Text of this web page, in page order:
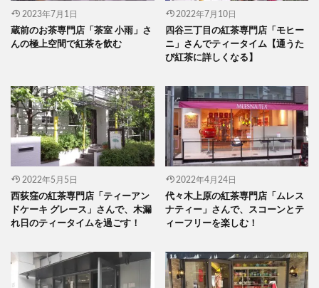
2023年7月1日
蔵前のお茶専門店「茶室 小雨」さ
んの極上空間で紅茶を飲む
2022年7月10日
四谷三丁目の紅茶専門店「モヒー
ニ」さんでティータイム【通うた
び紅茶に詳しくなる】
2022年5月5日
西荻窪の紅茶専門店「ティーアン
ドケーキ グレース」さんで、木漏
れ日のティータイムを過ごす！
2022年4月24日
代々木上原の紅茶専門店「ムレス
ナティー」さんで、スコーンとテ
ィーフリーを楽しむ！